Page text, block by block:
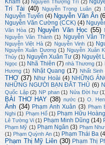
Kham (3) Nguyễn Thượng Trí (2)
Trí Tài (40) Nguyễn Trọng Luân (2)
Nguyễn Tuyển (4) Nguyễn Văn Ân
Nguyễn Văn Cường (CCK) (4)
Văn Hòa (2) Nguyễn Văn Học (55)
Nguyễn Văn Thành (1) Nguyễn Văn
Nguyễn Việt Hà (2) Nguyễn Vinh (1)
Nguyễn Xuân Dương (1) Nguyễn Xuân
Thủy (1) Nguyễn Xuân Tư (3) Nguyệt
Ngọc (1) Nhã Thiên (7) nhà Thương (1)
Hương (1) Nhật Quang (17) Nhất Sinh
THƠ (37) Như Hoài (4) NHỮNG
NHỮNG NGƯỜI BẠN ĐÂT THỦ (6)
Quốc Lập (2) NP phan (1) Nửa Đời hư
BÀI THƠ HAY (38) nước (1) O.
Ánh (34) Phạm Anh Xuân (3) Phạm
Nghi (1) Phạm Hổ (1) Phạm Hữu Hoàng
Lê Tường Vi (1) Phạm Minh Dũng (14)
Phạm Mỹ (1) Phạm Ngân (3) Phạm
(1) Phạm Quỳnh An (1) Phạm Thái Ba
Phạm Thị Mỹ Liên (30) Phạm Thị